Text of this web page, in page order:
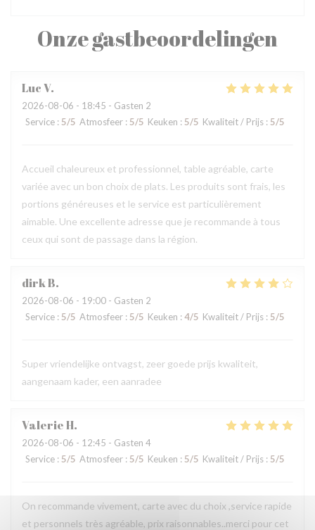
Onze gastbeoordelingen
LucV
2026-08-06 - 18:45 - Gasten 2
Service : 5/5 Atmosfeer : 5/5 Keuken : 5/5 Kwaliteit / Prijs : 5/5
Accueil chaleureux et professionnel, table agréable, carte
variée avec un bon choix de plats. Les produits sont frais, les
portions généreuses et le service est particulièrement
aimable. Une excellente adresse que je recommande à tous
ceux qui sont de passage dans la région.
dirkB
2026-08-06 - 19:00 - Gasten 2
Service : 5/5 Atmosfeer : 5/5 Keuken : 4/5 Kwaliteit / Prijs : 5/5
Super vriendelijke ontvagst, zeer goede prijs kwaliteit,
aangenaam kader, een aanradee
ValerieH
2026-08-06 - 12:45 - Gasten 4
Service : 5/5 Atmosfeer : 5/5 Keuken : 5/5 Kwaliteit / Prijs : 5/5
On recommande vivement, carte avec du choix ,service rapide
et personnels très agréable, prix raisonnables..merci pour cet